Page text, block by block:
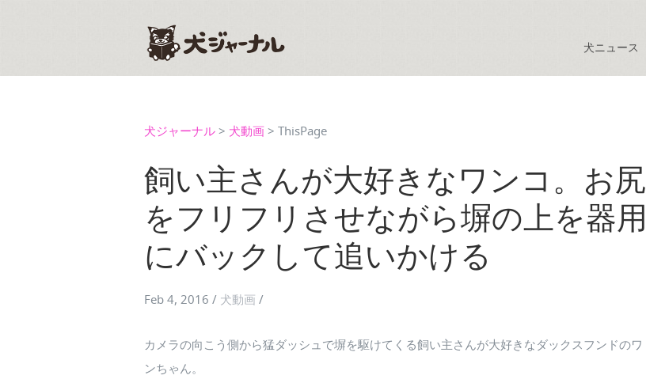
犬ニュース
犬ジャーナル > 犬動画 > ThisPage
飼い主さんが大好きなワンコ。お尻
をフリフリさせながら塀の上を器用
にバックして追いかける
Feb 4, 2016 / 犬動画 /
カメラの向こう側から猛ダッシュで塀を駆けてくる飼い主さんが大好きなダックスフンドのワ
ンちゃん。